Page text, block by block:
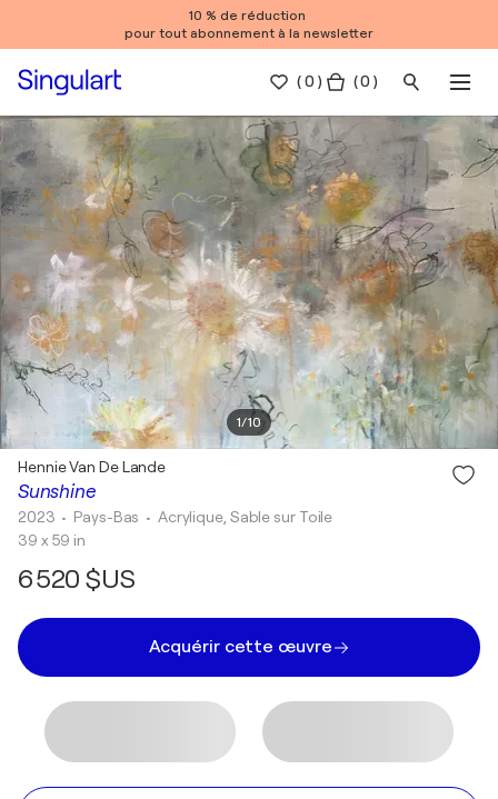
10 % de réduction
pour tout abonnement à la newsletter
(0 ) ( 0 )
1/10
Sunshine
Hennie Van De Lande
2023 • Pays-Bas • Acrylique, Sable sur Toile
39 x 59 in
6 520 $US
Acquérir cette œuvre